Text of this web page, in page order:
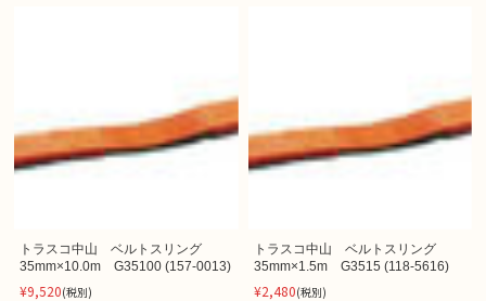
トラスコ中山 ベルトスリング
35mm×10.0m G35100 (157-0013)
¥9,520(税別)
トラスコ中山 ベルトスリング
35mm×1.5m G3515 (118-5616)
¥2,480(税別)